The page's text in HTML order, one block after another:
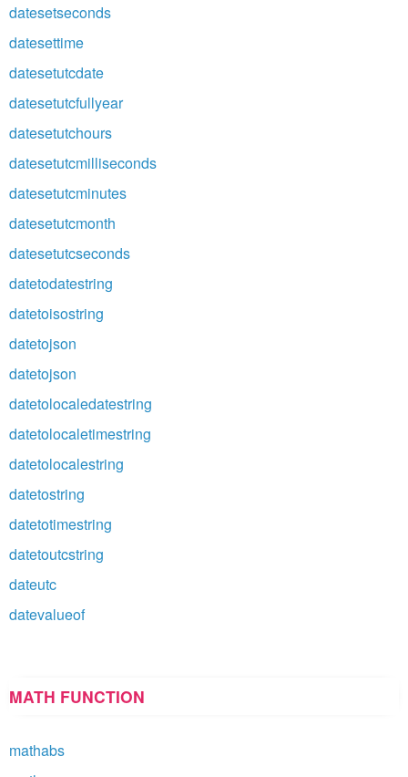
datesetseconds
datesettime
datesetutcdate
datesetutcfullyear
datesetutchours
datesetutcmilliseconds
datesetutcminutes
datesetutcmonth
datesetutcseconds
datetodatestring
datetoisostring
datetojson
datetojson
datetolocaledatestring
datetolocaletimestring
datetolocalestring
datetostring
datetotimestring
datetoutcstring
dateutc
datevalueof
MATH FUNCTION
mathabs